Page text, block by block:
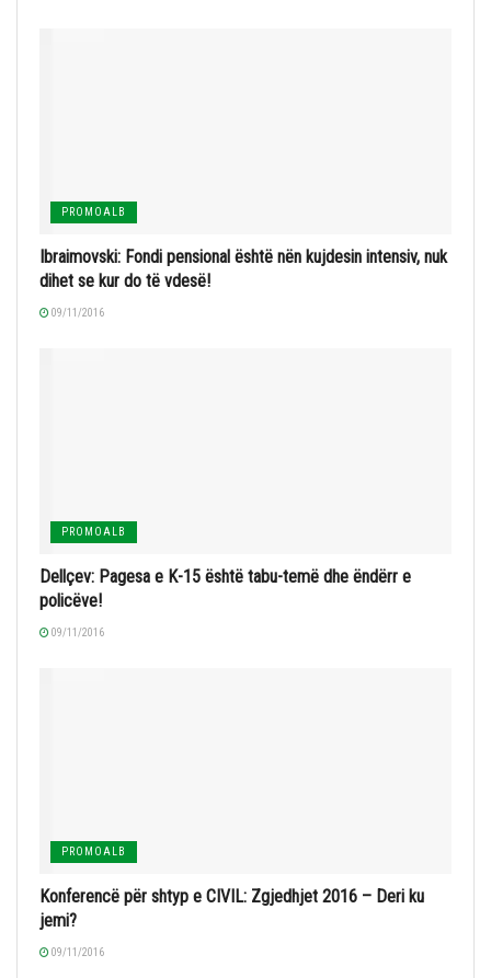
PROMOALB
Ibraimovski: Fondi pensional është nën kujdesin intensiv, nuk
dihet se kur do të vdesë!
09/11/2016
PROMOALB
Dellçev: Pagesa e K-15 është tabu-temë dhe ëndërr e
policëve!
09/11/2016
PROMOALB
Konferencë për shtyp e CIVIL: Zgjedhjet 2016 – Deri ku
jemi?
09/11/2016